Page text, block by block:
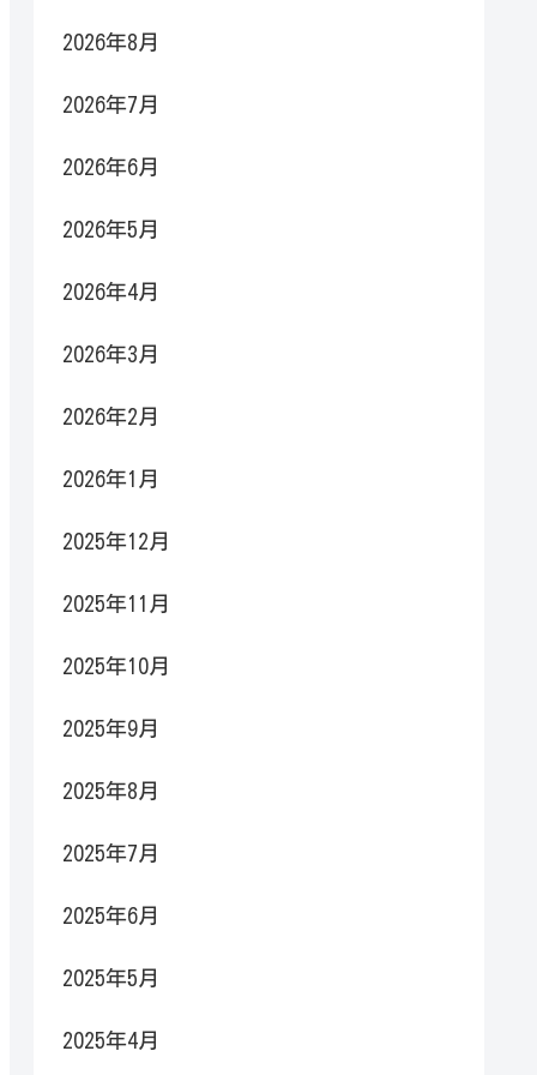
2026年8月
2026年7月
2026年6月
2026年5月
2026年4月
2026年3月
2026年2月
2026年1月
2025年12月
2025年11月
2025年10月
2025年9月
2025年8月
2025年7月
2025年6月
2025年5月
2025年4月